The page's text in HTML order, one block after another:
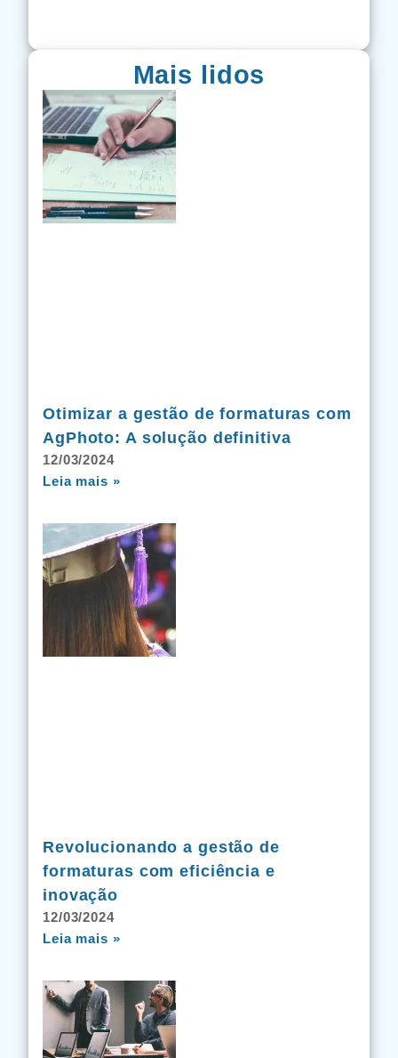
Mais lidos
Otimizar a gestão de formaturas com
AgPhoto: A solução definitiva
12/03/2024
Leia mais »
Revolucionando a gestão de
formaturas com eficiência e
inovação
12/03/2024
Leia mais »